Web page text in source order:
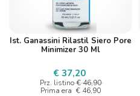
Ist. Ganassini Rilastil Siero Pore
Minimizer 30 Ml
€ 37,20
Prz. listino € 46,90
Prima era € 46,90